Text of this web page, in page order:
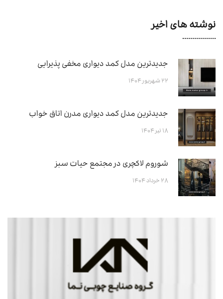
نوشته های اخیر
جدیدترین مدل کمد دیواری مخفی پذیرایی
۲۲ شهریور ۱۴۰۴
جدیدترین مدل کمد دیواری مدرن اتاق خواب
۱۸ تیر ۱۴۰۴
شوروم لاکچری در مجتمع حیات سبز
۲۸ خرداد ۱۴۰۴